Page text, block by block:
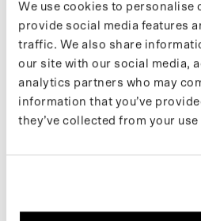
We use cookies to personalise
provide social media features
traffic. We also share
our site with our social media,
analytics partners who may
information that you’ve
they’ve collected from your
BLACK
peut être replié dans sa poche
transporté. Cet anorak offre une
l'utilisation d'un tissu Pongee
Fabriqué à partir de 55 bouteilles en
Vous trouverez plus d'informations
d'assistance. Si vous souhaitez
inscrivez-vous à notrenewsletter.
SPÉCIFICATIONS